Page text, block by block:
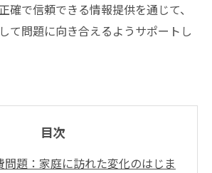
確で信頼できる情報提供を通じて、
て問題に向き合えるようサポートし
目次
問題：家庭に訪れた変化のはじま